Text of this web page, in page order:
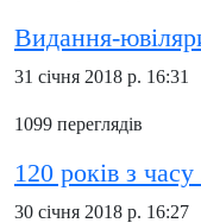
Видання-
31 січня 2018 р. 16:31
1099 переглядів
120 років з
30 січня 2018 р. 16:27